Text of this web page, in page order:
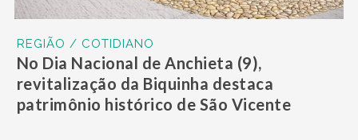
REGIÃO / COTIDIANO
No Dia Nacional de Anchieta (9),
revitalização da Biquinha destaca
patrimônio histórico de São Vicente